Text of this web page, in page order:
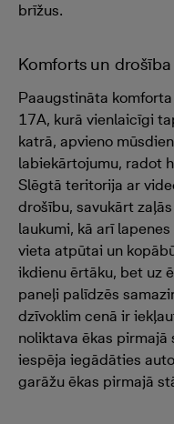
brīžus.
Komforts un
Paaugstināta
17A, kurā vienlaicīgi
katrā, apvieno
labiekārtojumu, radot
Slēgtā teritorija ar
drošību, savukārt
laukumi, kā arī
vieta atpūtai un
ikdienu ērtāku, bet uz
paneļi palīdzēs
dzīvoklim cenā ir
noliktava ēkas
iespēja iegādāties
garāžu ēkas pirmajā